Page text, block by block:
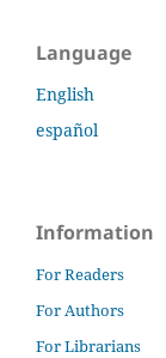
Language
English
español
Information
For Readers
For Authors
For Librarians